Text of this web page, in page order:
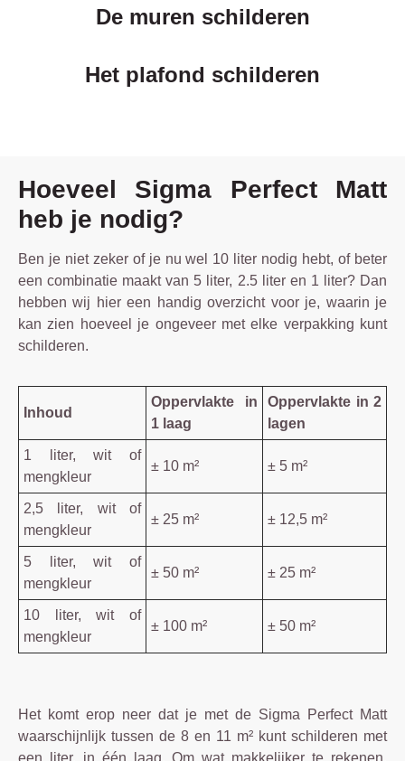
De muren schilderen
Het plafond schilderen
Hoeveel Sigma Perfect Matt
heb je nodig?
Ben je niet zeker of je nu wel 10 liter nodig hebt, of beter
een combinatie maakt van 5 liter, 2.5 liter en 1 liter? Dan
hebben wij hier een handig overzicht voor je, waarin je
kan zien hoeveel je ongeveer met elke verpakking kunt
schilderen.
Inhoud
Oppervlakte in
1 laag
Oppervlakte in 2
lagen
1 liter, wit of
mengkleur
± 10 m² ± 5 m²
2,5 liter, wit of
mengkleur
± 25 m² ± 12,5 m²
5 liter, wit of
mengkleur
± 50 m² ± 25 m²
10 liter, wit of
mengkleur
± 100 m² ± 50 m²
Het komt erop neer dat je met de Sigma Perfect Matt
waarschijnlijk tussen de 8 en 11 m² kunt schilderen met
een liter, in één laag. Om wat makkelijker te rekenen,